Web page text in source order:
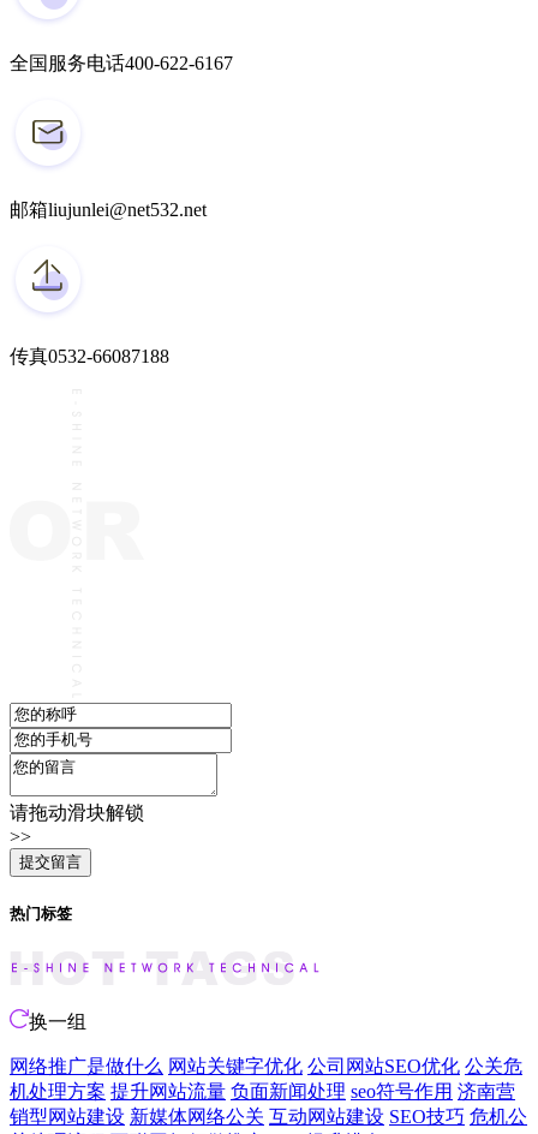
全国服务电话400-622-6167
邮箱liujunlei@net532.net
传真0532-66087188
请拖动滑块解锁
>>
热门标签
换一组
网络推广是做什么 网站关键字优化 公司网站SEO优化 公关危
机处理方案 提升网站流量 负面新闻处理 seo符号作用 济南营
销型网站建设 新媒体网络公关 互动网站建设 SEO技巧 危机公